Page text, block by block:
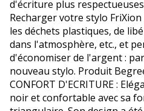
d'écriture plus
Recharger votre stylo
les déchets plastiques, de
dans l'atmosphère, etc., et
d'économiser de l'argent :
nouveau stylo. Produit
CONFORT D'ECRITURE :
noir et confortable avec sa